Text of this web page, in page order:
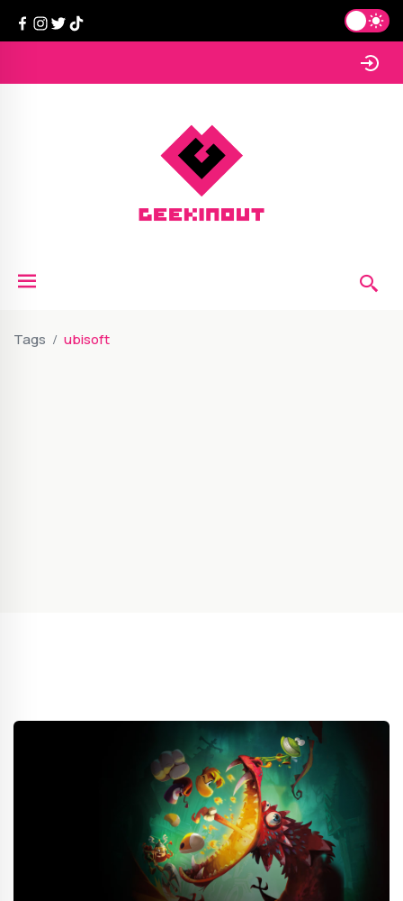
Tags ubisoft